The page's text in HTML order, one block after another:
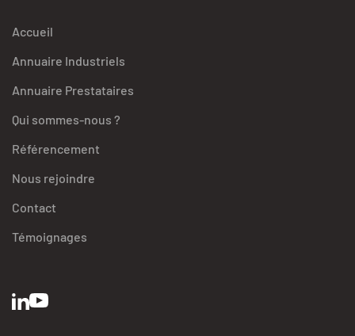
Accueil
Annuaire Industriels
Annuaire Prestataires
Qui sommes-nous ?
Référencement
Nous rejoindre
Contact
Témoignages